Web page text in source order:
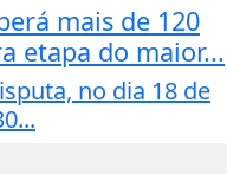
mais de 120
etapa do maior...
no dia 18 de